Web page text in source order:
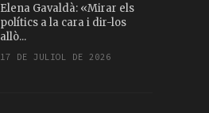
Elena Gavaldà: «Mirar els
polítics a la cara i dir-los
allò...
17 DE JULIOL DE 2026